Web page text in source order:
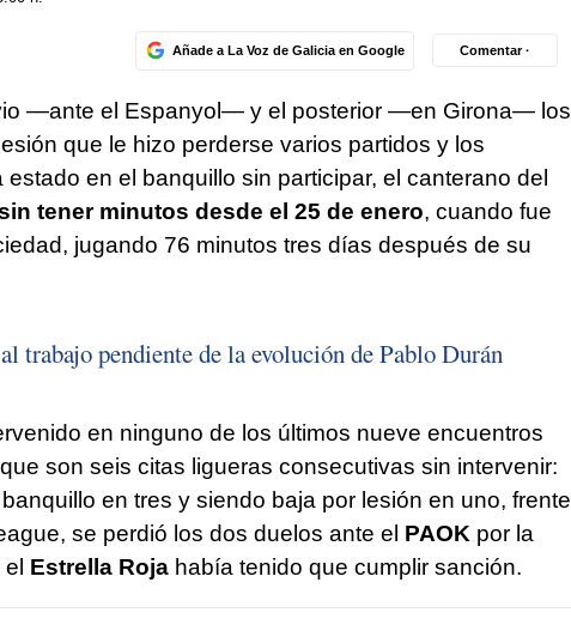
Añade a La Voz de Galicia en Google Comentar ·
—ante el Espanyol— y el posterior —en Girona— los
que le hizo perderse varios partidos y los
en el banquillo sin participar, el canterano del
tener minutos desde el 25 de enero, cuando fue
jugando 76 minutos tres días después de su
trabajo pendiente de la evolución de Pablo Durán
en ninguno de los últimos nueve encuentros
son seis citas ligueras consecutivas sin intervenir:
en tres y siendo baja por lesión en uno, frente
se perdió los dos duelos ante el PAOK por la
el Estrella Rojahabía tenido que cumplir sanción.